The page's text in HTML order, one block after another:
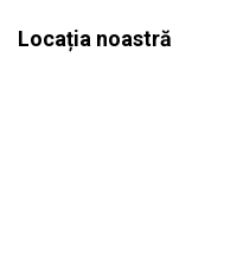
Locația noastră